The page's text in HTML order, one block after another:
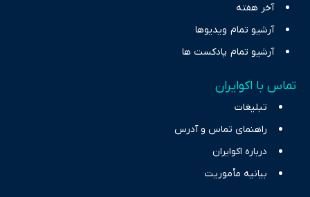
آخر هفته
آرشیو تمام ویدیوها
آرشیو تمام پادکست ها
تماس با اکوایران
تبلیغات
راهنمای تماس و آدرس
درباره اکوایران
بیانیه مأموریت